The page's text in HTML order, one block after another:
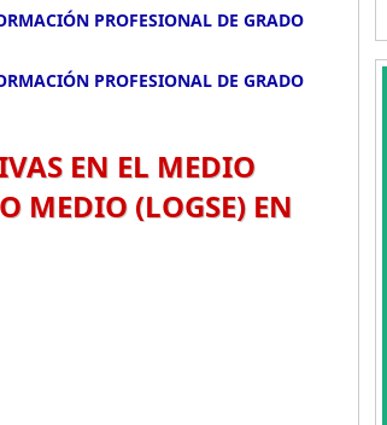
PROFESIONAL DE GRADO
PROFESIONAL DE GRADO
EN EL MEDIO
MEDIO (LOGSE) EN